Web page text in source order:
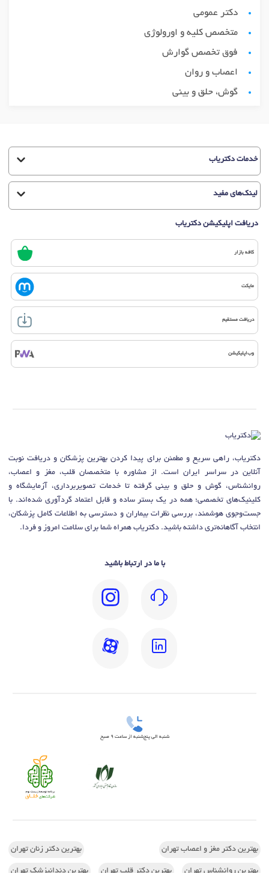
دکتر عمومی
متخصص کلیه و اورولوژی
فوق تخصص گوارش
اعصاب و روان
گوش، حلق و بینی
خدمات دکتریاب
لینک‌های مفید
دریافت اپلیکیشن دکتریاب
کافه بازار
مایکت
دریافت مستقیم
وب‌اپلیکیشن
دکتریاب، راهی سریع و مطمئن برای پیدا کردن بهترین پزشکان و دریافت نوبت
آنلاین در سراسر ایران است. از مشاوره با متخصصان قلب، مغز و اعصاب،
روانشناس، گوش و حلق و بینی گرفته تا خدمات تصویربرداری، آزمایشگاه و
کلینیک‌های تخصصی؛ همه در یک بستر ساده و قابل اعتماد گردآوری شده‌اند. با
جست‌وجوی هوشمند، بررسی نظرات بیماران و دسترسی به اطلاعات کامل پزشکان،
انتخاب آگاهانه‌تری داشته باشید. دکتریاب همراه شما برای سلامت امروز و فردا.
با ما در ارتباط باشید
شنبه الی پنج‌شنبه از ساعت 9 صبح
بهترین دکتر مغز و اعصاب تهران بهترین دکتر زنان تهران
بهترین روانشناس تهران بهترین دکتر قلب تهران بهترین دندانپزشک تهران